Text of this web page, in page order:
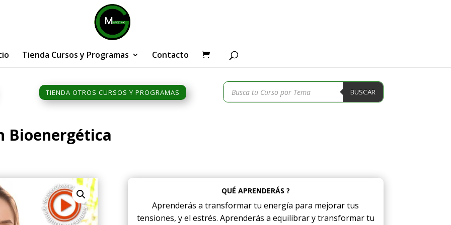
Tienda Cursos y Programas Contacto
TIENDA OTROS CURSOS Y PROGRAMAS
Búsqueda
de
productos
BUSCAR
Bioenergética
QUÉ APRENDERÁS ?
Aprenderás a transformar tu energía para mejorar tus
tensiones, y el estrés. Aprenderás a equilibrar y transformar tu